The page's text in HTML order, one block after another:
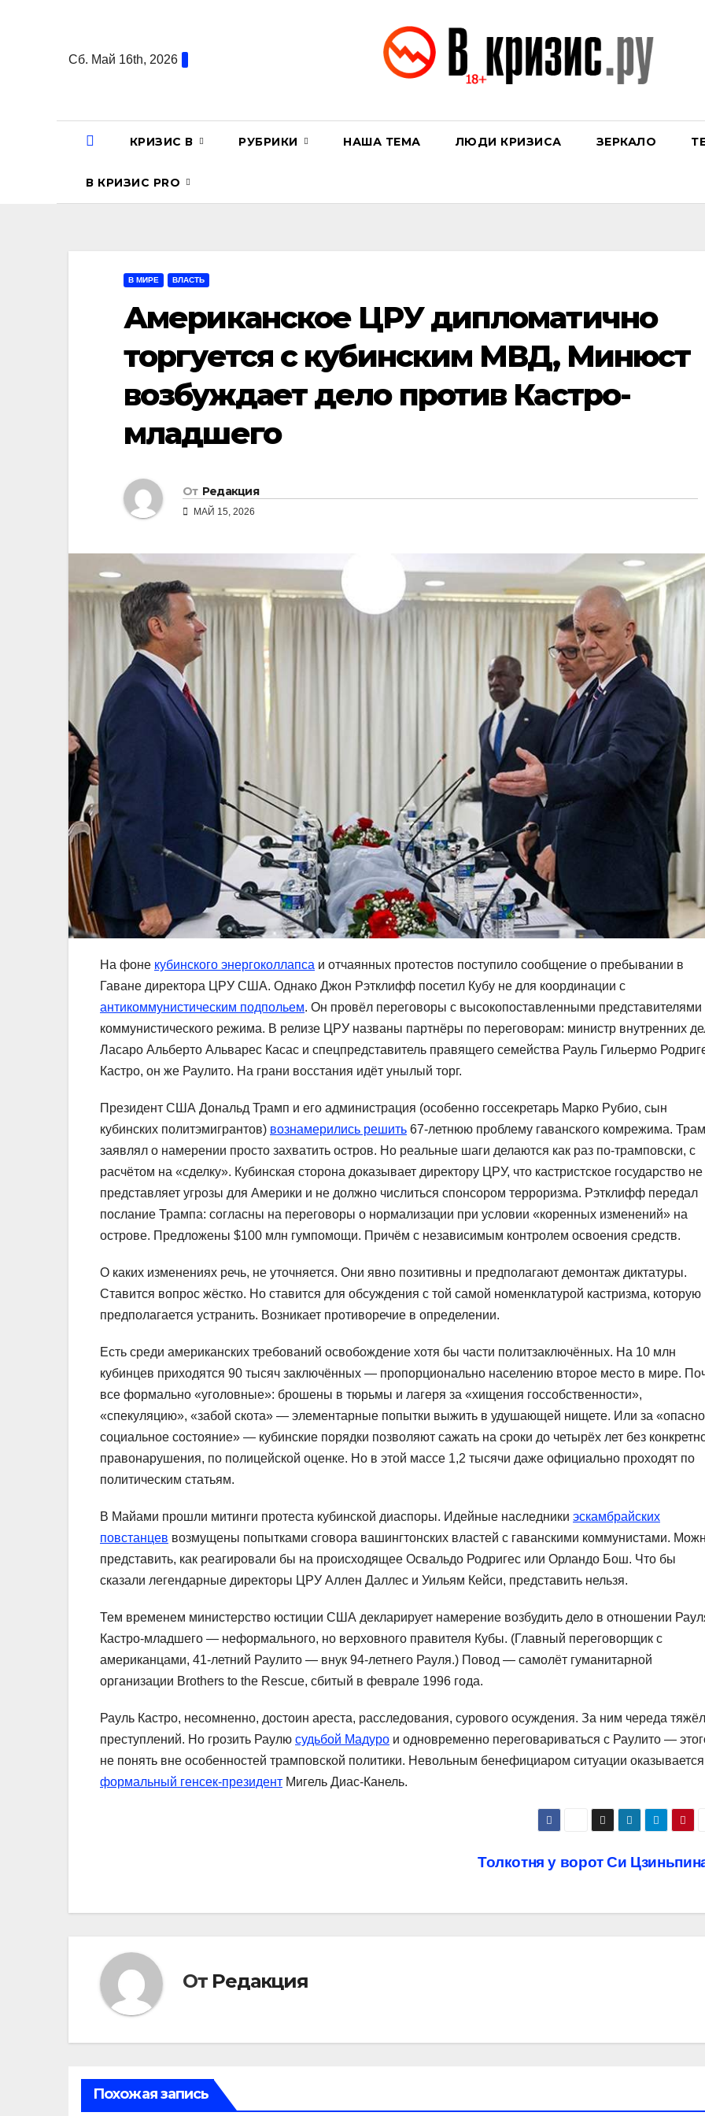
содержаниюСб. Май 16th, 2026
КРИЗИС В РУБРИКИ НАША ТЕМА ЛЮДИ КРИЗИСА ЗЕРКАЛО
В КРИЗИС PRO
В МИРЕ ВЛАСТЬ
Американское ЦРУ дипломатично
торгуется с кубинским МВД, Минюст
возбуждает дело против Кастро-
младшего
От Редакция
МАЙ 15, 2026
На фоне кубинского энергоколлапса и отчаянных протестов поступило сообщение о пребывании в
Гаване директора ЦРУ США. Однако Джон Рэтклифф посетил Кубу не для координации с
антикоммунистическим подпольем. Он провёл переговоры с высокопоставленными представителями
коммунистического режима. В релизе ЦРУ названы партнёры по переговорам: министр внутренних
Ласаро Альберто Альварес Касас и спецпредставитель правящего семейства Рауль Гильермо
Кастро, он же Раулито. На грани восстания идёт унылый торг.
Президент США Дональд Трамп и его администрация (особенно госсекретарь Марко Рубио, сын
кубинских политэмигрантов) вознамерились решить 67-летнюю проблему гаванского комрежима.
заявлял о намерении просто захватить остров. Но реальные шаги делаются как раз по-трамповски, с
расчётом на «сделку». Кубинская сторона доказывает директору ЦРУ, что кастристское государство не
представляет угрозы для Америки и не должно числиться спонсором терроризма. Рэтклифф передал
послание Трампа: согласны на переговоры о нормализации при условии «коренных изменений» на
острове. Предложены $100 млн гумпомощи. Причём с независимым контролем освоения средств.
О каких изменениях речь, не уточняется. Они явно позитивны и предполагают демонтаж диктатуры.
Ставится вопрос жёстко. Но ставится для обсуждения с той самой номенклатурой кастризма, которую
предполагается устранить. Возникает противоречие в определении.
Есть среди американских требований освобождение хотя бы части политзаключённых. На 10 млн
кубинцев приходятся 90 тысяч заключённых — пропорционально населению второе место в мире.
все формально «уголовные»: брошены в тюрьмы и лагеря за «хищения госсобственности»,
«спекуляцию», «забой скота» — элементарные попытки выжить в удушающей нищете. Или за
социальное состояние» — кубинские порядки позволяют сажать на сроки до четырёх лет без
правонарушения, по полицейской оценке. Но в этой массе 1,2 тысячи даже официально проходят по
политическим статьям.
В Майами прошли митинги протеста кубинской диаспоры. Идейные наследники эскамбрайских
повстанцев возмущены попытками сговора вашингтонских властей с гаванскими коммунистами.
представить, как реагировали бы на происходящее Освальдо Родригес или Орландо Бош. Что бы
сказали легендарные директоры ЦРУ Аллен Даллес и Уильям Кейси, представить нельзя.
Тем временем министерство юстиции США декларирует намерение возбудить дело в отношении
Кастро-младшего — неформального, но верховного правителя Кубы. (Главный переговорщик с
американцами, 41-летний Раулито — внук 94-летнего Рауля.) Повод — самолёт гуманитарной
организации Brothers to the Rescue, сбитый в феврале 1996 года.
Рауль Кастро, несомненно, достоин ареста, расследования, сурового осуждения. За ним череда
преступлений. Но грозить Раулю судьбой Мадуро и одновременно переговариваться с Раулито —
не понять вне особенностей трамповской политики. Невольным бенефициаром ситуации оказывается
формальный генсек-президент Мигель Диас-Канель.
Толкотня у ворот Си
От Редакция
Похожая запись